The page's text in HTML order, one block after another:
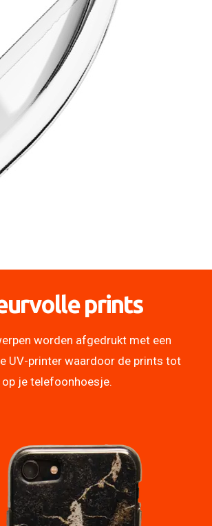
prints
worden afgedrukt met een
UV-printer waardoor de prints tot
op je telefoonhoesje.